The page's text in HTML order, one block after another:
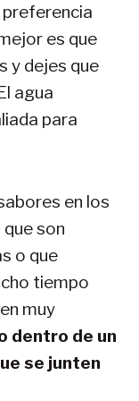
preferencia
es que
y dejes que
agua
para
en los
son
o que
tiempo
muy
dentro de un
se junten